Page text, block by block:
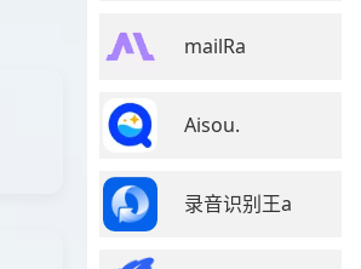
mailRa
Aisou.
录音识别王a